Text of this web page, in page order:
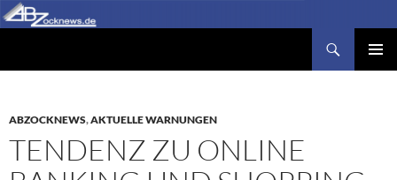
Zum
Inhalt
ABZOCKNEWS,AKTUELLE WARNUNGEN
TENDENZ ZU ONLINE